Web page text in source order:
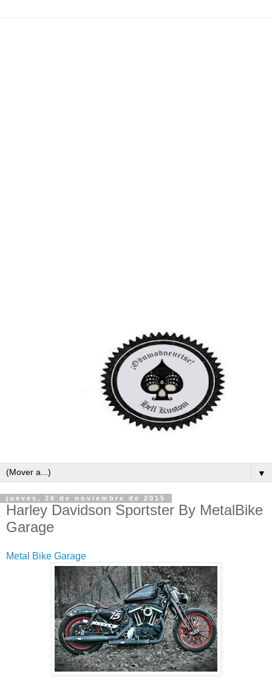
▼
jueves, 26 de noviembre de 2015
Harley Davidson Sportster By MetalBike
Garage
Metal Bike Garage